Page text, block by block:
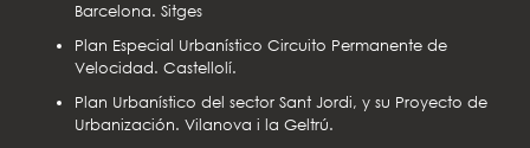
Barcelona. Sitges
Plan Especial Urbanístico Circuito Permanente de
Velocidad. Castellolí.
Plan Urbanístico del sector Sant Jordi, y su Proyecto de
Urbanización. Vilanova i la Geltrú.